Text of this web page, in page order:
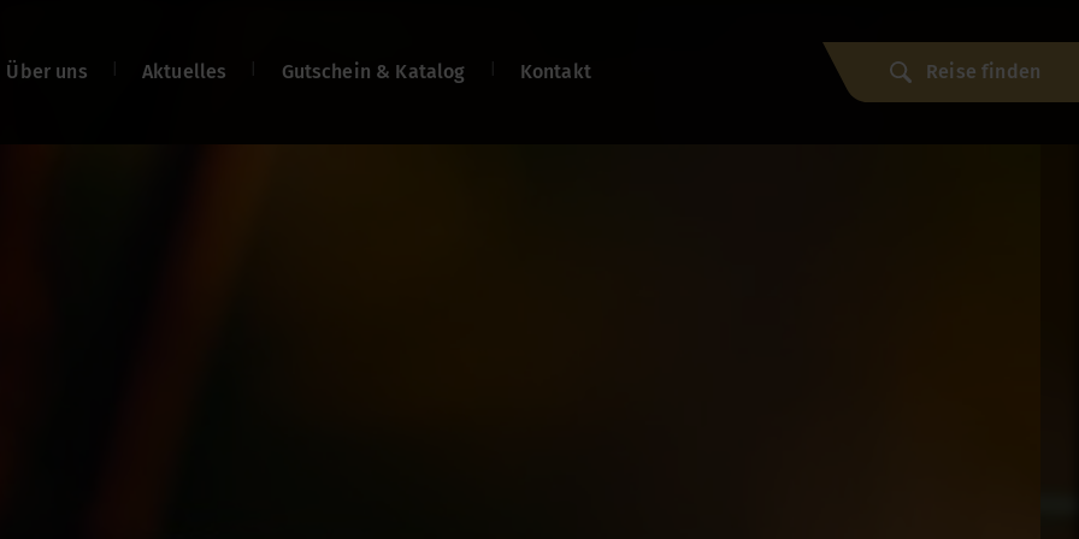
Über uns Aktuelles Gutschein & Katalog Kontakt Reise finden